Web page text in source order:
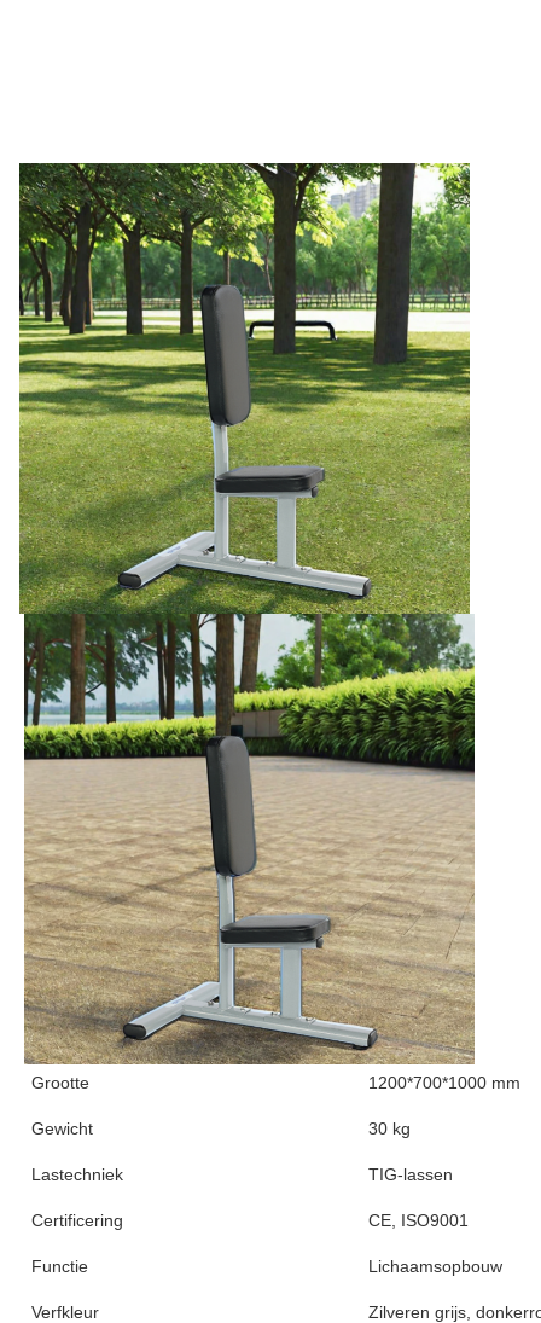
Grootte 1200*700*1000 mm
Gewicht 30 kg
Lastechniek TIG-lassen
Certificering CE, ISO9001
Functie Lichaamsopbouw
Verfkleur Zilveren grijs,